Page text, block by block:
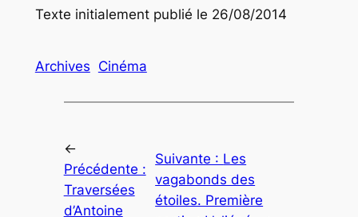
Texte initialement publié le 26/08/2014
Archives Cinéma
←
Précédente :
Traversées
d’Antoine
Suivante : Les
vagabonds des
étoiles. Première